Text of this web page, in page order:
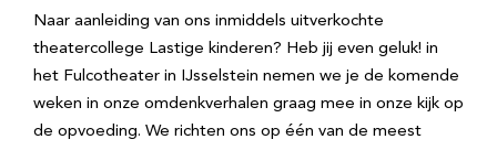
Naar aanleiding van ons inmiddels uitverkochte
theatercollege Lastige kinderen? Heb jij even geluk! in
het Fulcotheater in IJsselstein nemen we je de komende
weken in onze omdenkverhalen graag mee in onze kijk op
de opvoeding. We richten ons op één van de meest